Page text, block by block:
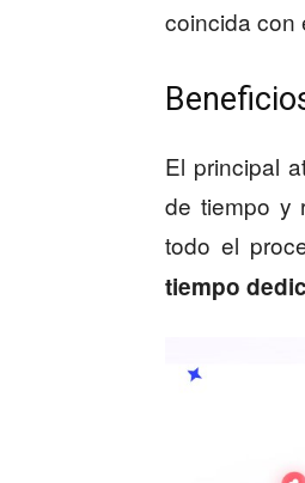
coincida con
El principal
de tiempo y
todo el
tiempo